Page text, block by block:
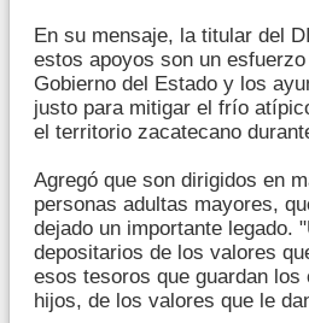
En su mensaje, la titular del
estos apoyos son un
Gobierno del Estado y los
justo para mitigar el frío
el territorio zacatecano
Agregó que son dirigidos en
personas adultas mayores,
dejado un importante legado.
depositarios de los valores
esos tesoros que guardan los
hijos, de los valores que le